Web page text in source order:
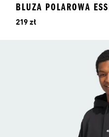
BLUZA POLAROWA
Cena
219 zł